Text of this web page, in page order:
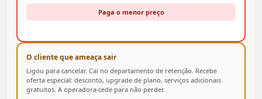
Paga o menor preço
O cliente que ameaça sair
Ligou para cancelar. Cai no departamento de retenção. Recebe
oferta especial: desconto, upgrade de plano, serviços adicionais
gratuitos. A operadora cede para não perder.